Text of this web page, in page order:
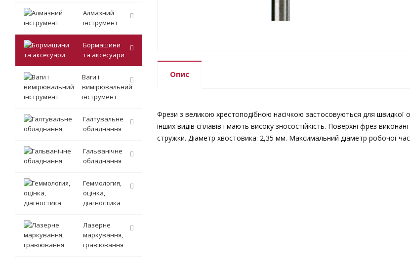
Опис
Фрези з великою хрестоподібною насічкою застосовуються для швидкої
інших видів сплавів і мають високу зносостійкість. Поверхні фрез
стружки. Діаметр хвостовика: 2,35 мм. Максимальний діаметр робочої
Алмазний
інструмент
Бормашини
та аксесуари
Ваги і
вимірювальний
інструмент
Галтувальне
обладнання
Гальванічне
обладнання
Геммология,
оцінка,
діагностика
Лазерне
маркування,
гравіювання